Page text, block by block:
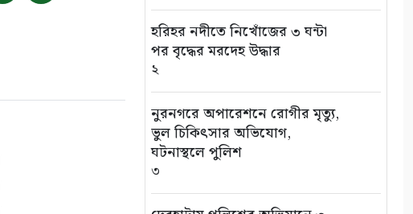
হরিহর নদীতে নিখোঁজের ৩ ঘন্টা
পর বৃদ্ধের মরদেহ উদ্ধার
২
নুরনগরে অপারেশনে রোগীর মৃত্যু,
ভুল চিকিৎসার অভিযোগ,
ঘটনাস্থলে পুলিশ
৩